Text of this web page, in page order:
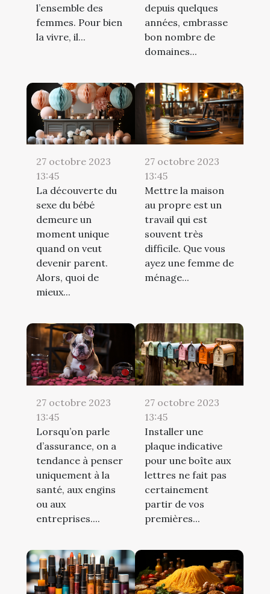
l’ensemble des
femmes. Pour bien
la vivre, il...
depuis quelques
années, embrasse
bon nombre de
domaines...
27 octobre 2023
13:45
La découverte du
sexe du bébé
demeure un
moment unique
quand on veut
devenir parent.
Alors, quoi de
mieux...
27 octobre 2023
13:45
Mettre la maison
au propre est un
travail qui est
souvent très
difficile. Que vous
ayez une femme de
ménage...
27 octobre 2023
13:45
Lorsqu’on parle
d’assurance, on a
tendance à penser
uniquement à la
santé, aux engins
ou aux
entreprises....
27 octobre 2023
13:45
Installer une
plaque indicative
pour une boîte aux
lettres ne fait pas
certainement
partir de vos
premières...